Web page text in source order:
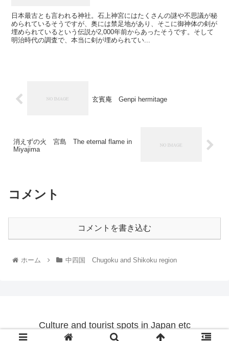
日本最古とも言われる神社。石上神宮にはたくさんの謎や不思議が秘
められているそうですが、奥には禁足地があり、そこに御神体の剣が
埋められているという伝説が2,000年前からあったそうです。そして
明治時代の調査で、本当に剣が埋められてい...
玄賓庵 Genpi hermitage
消えずの火 宮島 The eternal flame in
Miyajima
コメント
コメントを書き込む
ホーム 中四国 Chugoku and Shikoku region
Culture and tourist spots in Japan etc